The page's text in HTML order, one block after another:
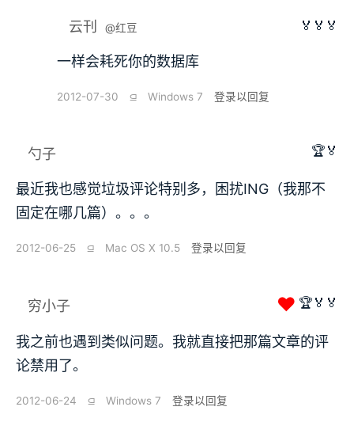
云刊 @红豆 🏅🏅🏅
一样会耗死你的数据库
2012-07-30 ⫑ Windows 7 登录以回复
勺子 🏆🏅
最近我也感觉垃圾评论特别多，困扰ING（我那不
固定在哪几篇）。。。
2012-06-25 ⫑ Mac OS X 10.5 登录以回复
穷小子 ❤ 🏆🏅🏅
我之前也遇到类似问题。我就直接把那篇文章的评
论禁用了。
2012-06-24 ⫑ Windows 7 登录以回复